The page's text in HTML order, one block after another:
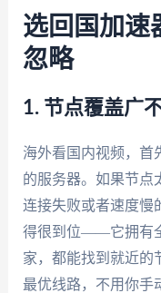
选回国加速
忽略
1. 节点覆盖广
海外看国内视频，首
的服务器。如果节点
连接失败或者速度慢
得很到位——它拥有
家，都能找到就近的
最优线路，不用你手